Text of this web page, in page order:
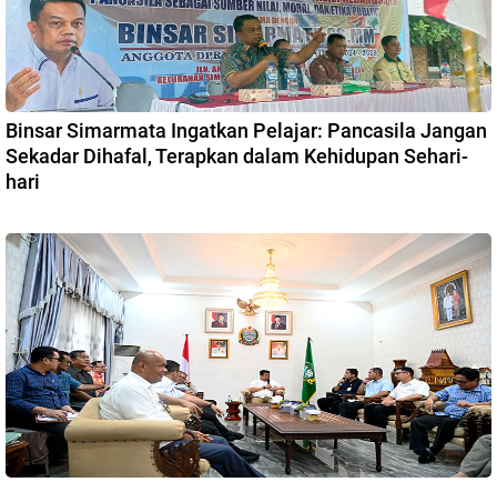
Binsar Simarmata Ingatkan Pelajar: Pancasila Jangan
Sekadar Dihafal, Terapkan dalam Kehidupan Sehari-
hari